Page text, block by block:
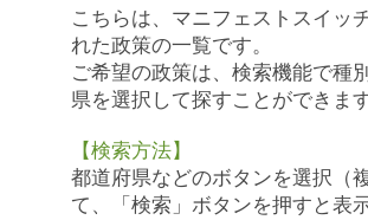
こちらは、マニフェストスイッ
れた政策の一覧です。
ご希望の政策は、検索機能で種
県を選択して探すことができます
【検索方法】
都道府県などのボタンを選択（
て、「検索」ボタンを押すと表